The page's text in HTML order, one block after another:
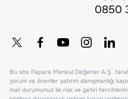
0850
Bu site Papara Menkul Değerler A.Ş.
yorum ve öneriler yatırım danışmanlığı
mali durumunuz ile risk ve getiri